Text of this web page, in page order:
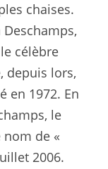
chaises.
Deschamps,
célèbre
depuis lors,
en 1972. En
le
nom de «
2006.